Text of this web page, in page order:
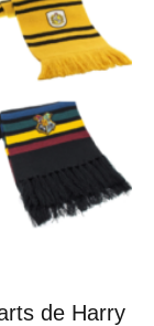
de Harry